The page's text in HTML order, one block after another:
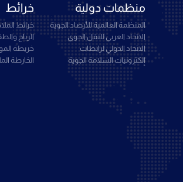
منظمات دولية
المنظمة العالمية للأرصاد الجوية
الاتحاد العربي للنقل الجوي
الاتحاد الدولي لرابطات
إلكترونيات السلامة الجوية
خرائط
خرائط
الرياح
خريطة
الخارطة